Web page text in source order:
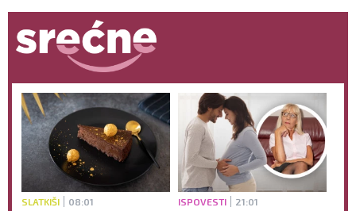
SLATKIŠI 08:01 ISPOVESTI 21:01